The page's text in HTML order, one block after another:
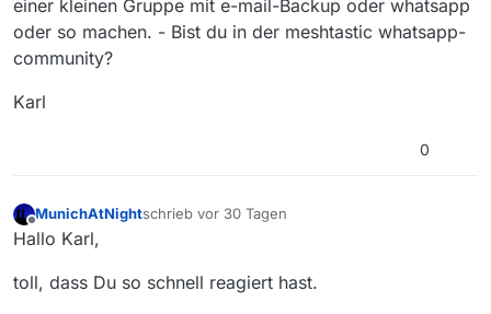
einer kleinen Gruppe mit e-mail-Backup oder whatsapp
oder so machen. - Bist du in der meshtastic whatsapp-
community?
Karl
0
Offline
MunichAtNightschrieb vor 30 Tagen
zuletzt editiert von MunichAtNight
Hallo Karl,
toll, dass Du so schnell reagiert hast.